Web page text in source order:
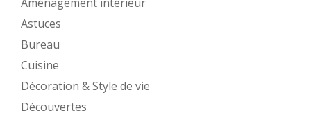
Astuces
Bureau
Cuisine
Décoration & Style de vie
Découvertes